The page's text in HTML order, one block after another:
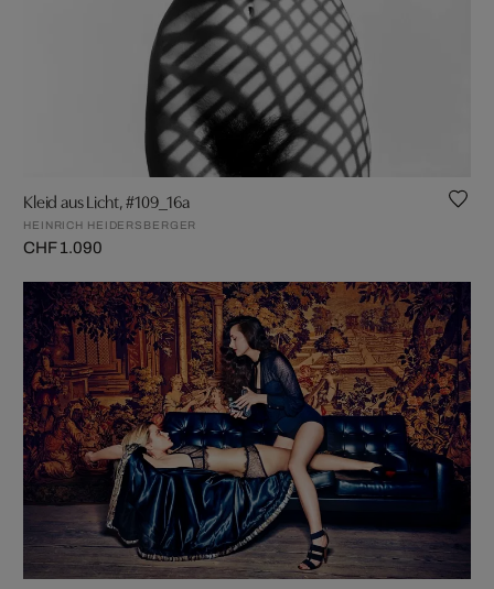
Kleid aus Licht, #109_16a
HEINRICH HEIDERSBERGER
CHF 1.090